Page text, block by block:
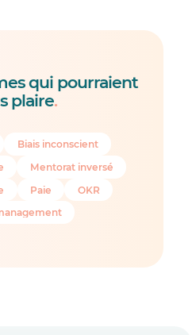
qui pourraient
plaire.
Biais inconscient
Mentorat inversé
Paie
OKR